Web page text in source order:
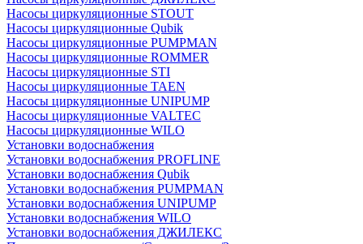
Насосы циркуляционные STOUT
Насосы циркуляционные Qubik
Насосы циркуляционные PUMPMAN
Насосы циркуляционные ROMMER
Насосы циркуляционные STI
Насосы циркуляционные TAEN
Насосы циркуляционные UNIPUMP
Насосы циркуляционные VALTEC
Насосы циркуляционные WILO
Установки водоснабжения
Установки водоснабжения PROFLINE
Установки водоснабжения Qubik
Установки водоснабжения PUMPMAN
Установки водоснабжения UNIPUMP
Установки водоснабжения WILO
Установки водоснабжения ДЖИЛЕКС